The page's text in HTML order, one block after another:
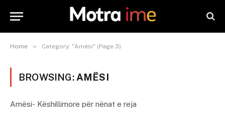
Home » Category: "Amësi" (Page 3)
BROWSING: AMËSI
Amësi- Këshillimore për nënat e reja